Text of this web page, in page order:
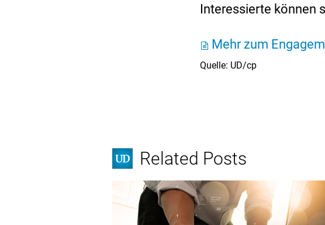
Interessierte können
Mehr zum
Quelle: UD/cp
Related Posts